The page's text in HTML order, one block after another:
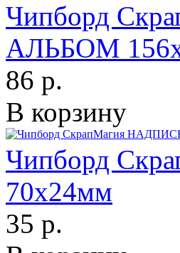
Чипборд
АЛЬБОМ
86 р.
В корзину
Чипборд
70х24мм
35 р.